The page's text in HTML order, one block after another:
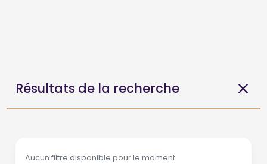
Résultats de la recherche
Aucun filtre disponible pour le moment.